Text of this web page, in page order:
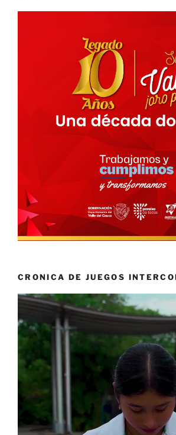
CRONICA DE JUEGOS
Reproductor
vídeo